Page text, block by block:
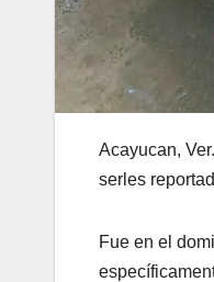
Acayucan,
serles
Fue en el